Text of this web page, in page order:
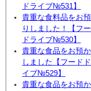
ドライブ№531】
貴重な食料品をお
りしました！【フ
ドライブ№530】
貴重な食品をお預か
しました【フード
イブ№529】
貴重な食品をお預か